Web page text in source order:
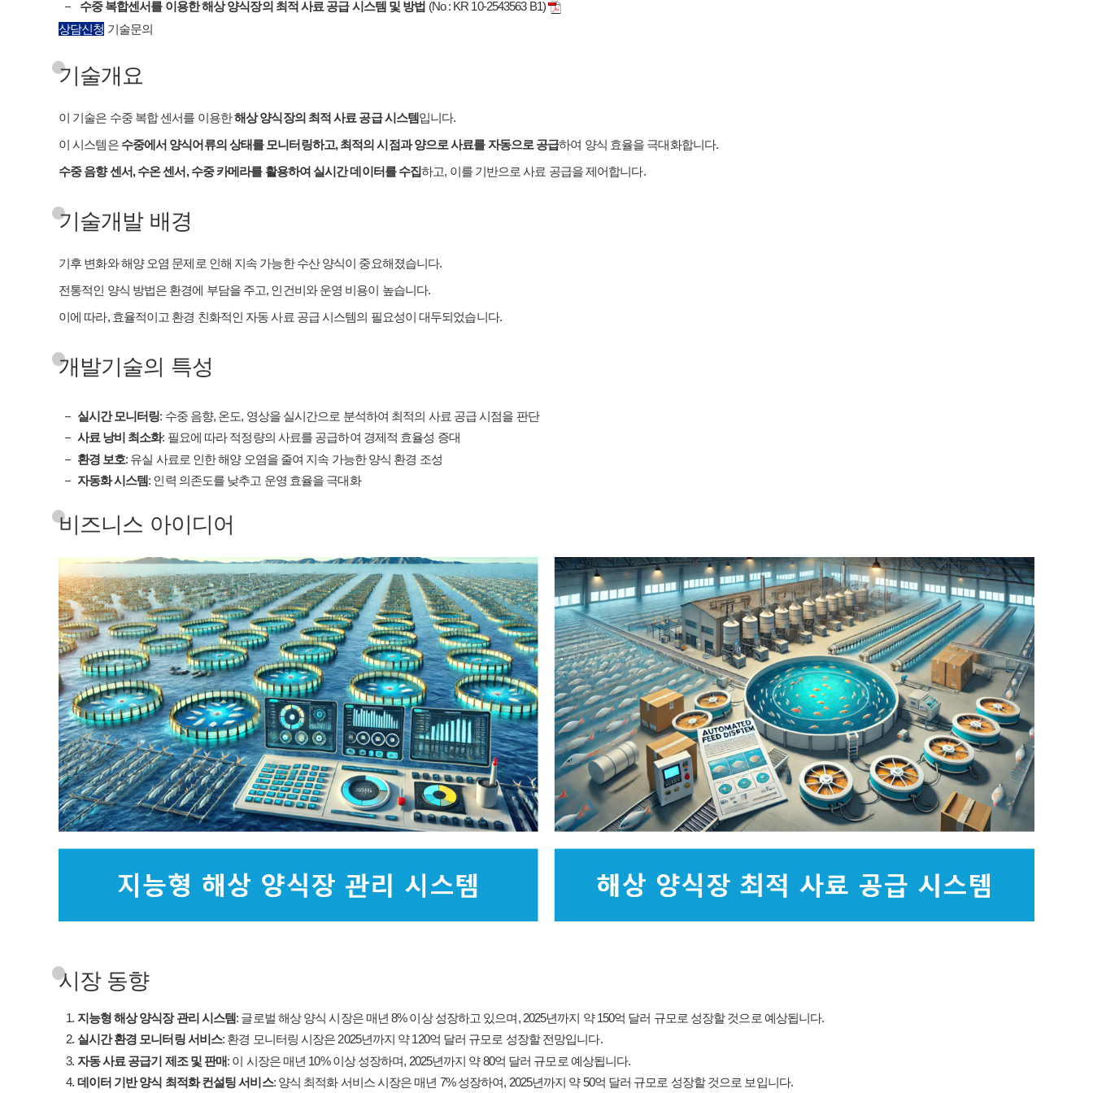
수중 복합센서를 이용한 해상 양식장의 최적 사료 공급 시스템 및 방법 (No : KR 10-2543563 B1)
상담신청 기술문의
기술개요
이 기술은 수중 복합 센서를 이용한해상 양식장의 최적 사료 공급 시스템입니다.
이 시스템은수중에서 양식어류의 상태를 모니터링하고, 최적의 시점과 양으로 사료를 자동으로 공급하여 양식 효율을 극대화합니다.
수중 음향 센서, 수온 센서, 수중 카메라를 활용하여 실시간 데이터를 수집하고, 이를 기반으로 사료 공급을 제어합니다.
기술개발 배경
기후 변화와 해양 오염 문제로 인해 지속 가능한 수산 양식이 중요해졌습니다.
전통적인 양식 방법은 환경에 부담을 주고, 인건비와 운영 비용이 높습니다.
이에 따라, 효율적이고 환경 친화적인 자동 사료 공급 시스템의 필요성이 대두되었습니다.
개발기술의 특성
실시간 모니터링: 수중 음향, 온도, 영상을 실시간으로 분석하여 최적의 사료 공급 시점을 판단
사료 낭비 최소화: 필요에 따라 적정량의 사료를 공급하여 경제적 효율성 증대
환경 보호: 유실 사료로 인한 해양 오염을 줄여 지속 가능한 양식 환경 조성
자동화 시스템: 인력 의존도를 낮추고 운영 효율을 극대화
비즈니스 아이디어
시장 동향
지능형 해상 양식장 관리 시스템: 글로벌 해상 양식 시장은 매년 8% 이상 성장하고 있으며, 2025년까지 약 150억 달러 규모로 성장할 것으로 예상됩니다.
실시간 환경 모니터링 서비스: 환경 모니터링 시장은 2025년까지 약 120억 달러 규모로 성장할 전망입니다.
자동 사료 공급기 제조 및 판매: 이 시장은 매년 10% 이상 성장하며, 2025년까지 약 80억 달러 규모로 예상됩니다.
데이터 기반 양식 최적화 컨설팅 서비스: 양식 최적화 서비스 시장은 매년 7% 성장하여, 2025년까지 약 50억 달러 규모로 성장할 것으로 보입니다.